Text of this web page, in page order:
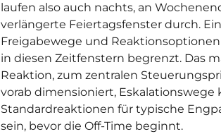
laufen also auch nachts, an
verlängerte Feiertagsfenster durch.
Freigabewege und
in diesen Zeitfenstern begrenzt. Das
Reaktion, zum zentralen
vorab dimensioniert, Eskalationswege
Standardreaktionen für typische
sein, bevor die Off-Time beginnt.